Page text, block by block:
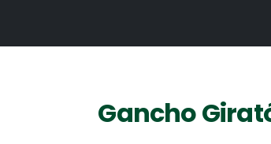
Gancho